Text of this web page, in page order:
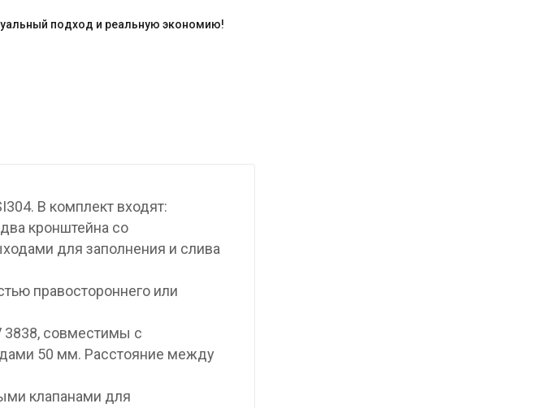
подход и реальную экономию!
В комплект входят:
кронштейна со
для заполнения и слива
правостороннего или
3838, совместимы с
50 мм. Расстояние между
клапанами для